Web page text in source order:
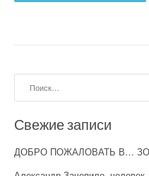
Свежие записи
ДОБРО ПОЖАЛОВАТЬ В…